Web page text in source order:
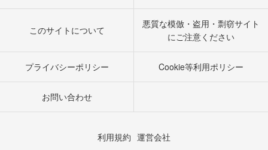
このサイトについて
悪質な模倣・盗用・剽窃サイト
にご注意ください
プライバシーポリシー Cookie等利用ポリシー
お問い合わせ
利用規約 運営会社